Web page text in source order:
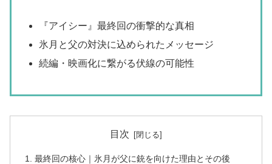
『アイシー』最終回の衝撃的な真相
氷月と父の対決に込められたメッセージ
続編・映画化に繋がる伏線の可能性
目次
最終回の核心｜氷月が父に銃を向けた理由とその後